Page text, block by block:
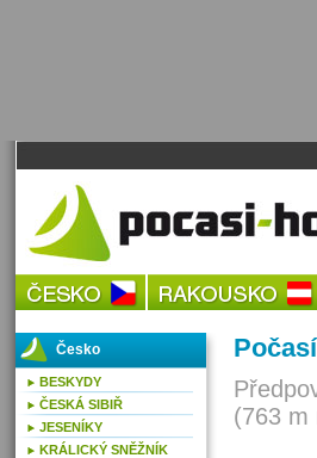
(763 m
Česko
BESKYDY
ČESKÁ SIBIŘ
JESENÍKY
KRÁLICKÝ SNĚŽNÍK